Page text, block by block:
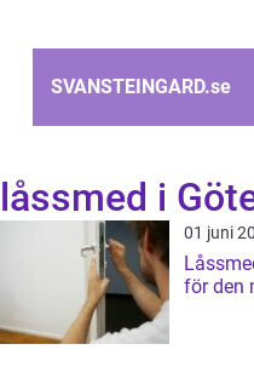
SVANSTEINGARD.se
låssmed i
01 juni
för den